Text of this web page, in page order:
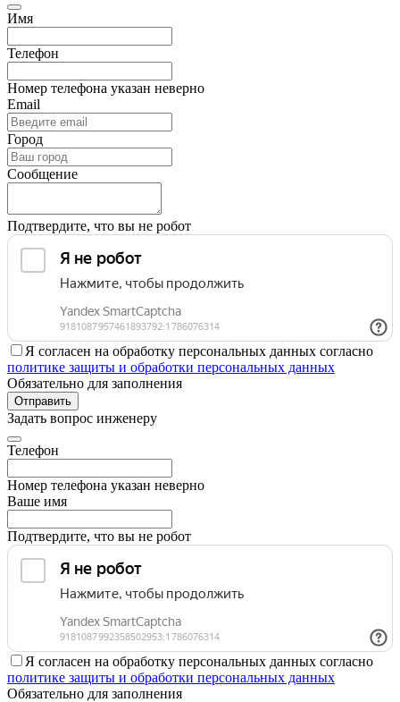
Имя
Телефон
Номер телефона указан неверно
Email
Город
Сообщение
Подтвердите, что вы не робот
Я согласен на обработку персональных данных согласно
политике защиты и обработки персональных данных
Обязательно для заполнения
Отправить
Задать вопрос инженеру
Телефон
Номер телефона указан неверно
Ваше имя
Подтвердите, что вы не робот
Я согласен на обработку персональных данных согласно
политике защиты и обработки персональных данных
Обязательно для заполнения